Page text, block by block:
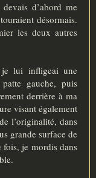
d’abord me
désormais.
les deux autres
je lui infligeai une
gauche, puis
derrière à ma
visant également
l’originalité, dans
grande surface de
je mordis dans